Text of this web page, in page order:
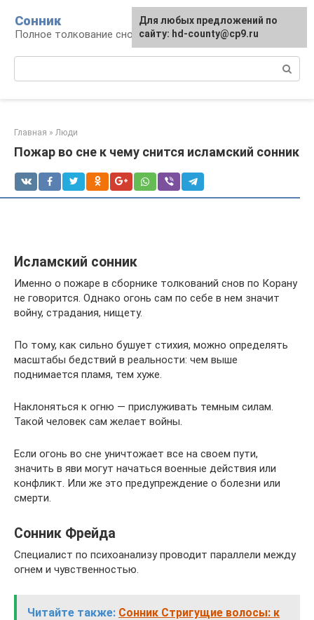
контенту
Сонник
Полное толкование снов
Главная » Люди
Пожар во сне к чему снится исламский сонник
Исламский сонник
Именно о пожаре в сборнике толкований снов по Корану
не говорится. Однако огонь сам по себе в нем значит
войну, страдания, нищету.
По тому, как сильно бушует стихия, можно определять
масштабы бедствий в реальности: чем выше
поднимается пламя, тем хуже.
Наклоняться к огню — прислуживать темным силам.
Такой человек сам желает войны.
Если огонь во сне уничтожает все на своем пути,
значить в яви могут начаться военные действия или
конфликт. Или же это предупреждение о болезни или
смерти.
Сонник Фрейда
Специалист по психоанализу проводит параллели между
огнем и чувственностью.
Читайте также: Сонник Стригущие волосы: к
Для любых предложений по
сайту: hd-county@cp9.ru